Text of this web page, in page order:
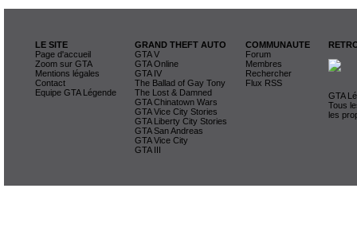
LE SITE
Page d'accueil
Zoom sur GTA
Mentions légales
Contact
Equipe GTA Légende
GRAND THEFT AUTO
GTA V
GTA Online
GTA IV
The Ballad of Gay Tony
The Lost & Damned
GTA Chinatown Wars
GTA Vice City Stories
GTA Liberty City Stories
GTA San Andreas
GTA Vice City
GTA III
COMMUNAUTE
Forum
Membres
Rechercher
Flux RSS
GTA
Tous
les